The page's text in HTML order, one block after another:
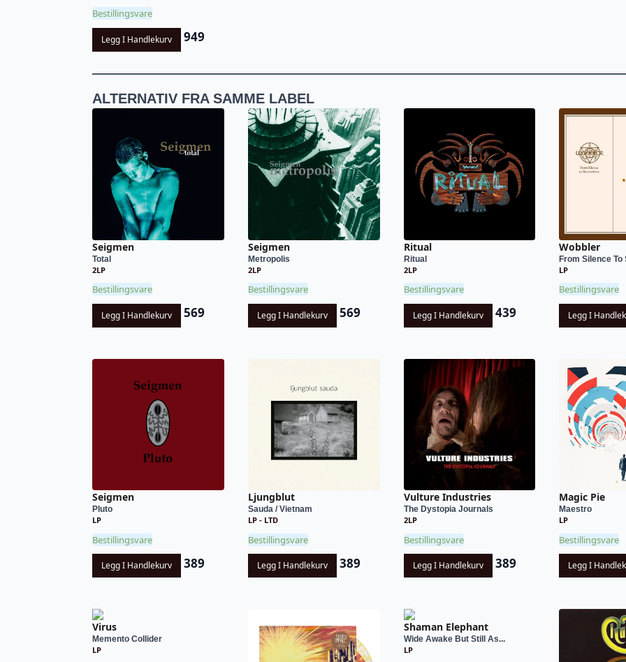
Bestillingsvare
Legg I Handlekurv 949
ALTERNATIV FRA SAMME LABEL
Seigmen
Total
2LP
Bestillingsvare
Legg I Handlekurv 569
Seigmen
Metropolis
2LP
Bestillingsvare
Legg I Handlekurv 569
Ritual
Ritual
2LP
Bestillingsvare
Legg I Handlekurv 439
Wobbler
From Silence To
LP
Bestillingsvare
Legg I
Seigmen
Pluto
LP
Bestillingsvare
Legg I Handlekurv 389
Ljungblut
Sauda / Vietnam
LP - LTD
Bestillingsvare
Legg I Handlekurv 389
Vulture Industries
The Dystopia Journals
2LP
Bestillingsvare
Legg I Handlekurv 389
Magic Pie
Maestro
LP
Bestillingsvare
Legg I
Virus
Memento Collider
LP
Shaman Elephant
Wide Awake But Still As...
LP